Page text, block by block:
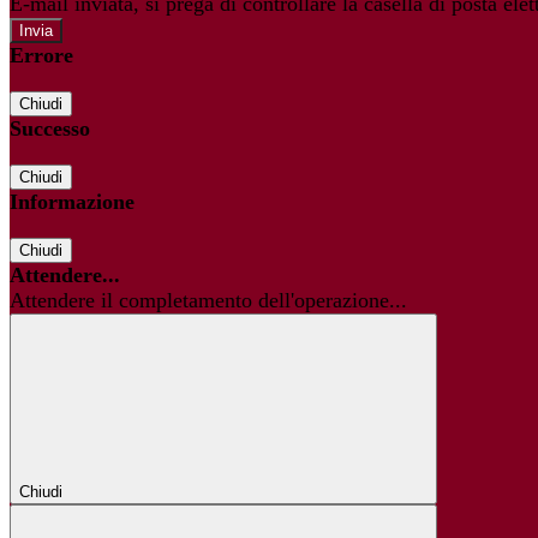
Errore
Chiudi
Successo
Chiudi
Informazione
Chiudi
Attendere...
Attendere il completamento dell'operazione...
Chiudi